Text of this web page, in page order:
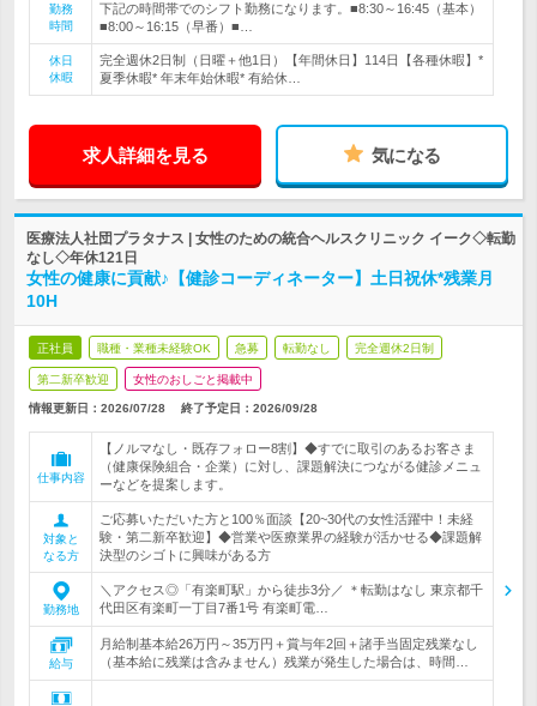
勤務
時間
下記の時間帯でのシフト勤務になります。■8:30～16:45（基本）
■8:00～16:15（早番）■…
休日
休暇
完全週休2日制（日曜＋他1日）【年間休日】114日【各種休暇】*
夏季休暇* 年末年始休暇* 有給休…
求人詳細を見る 気になる
医療法人社団プラタナス | 女性のための統合ヘルスクリニック イーク◇転勤
なし◇年休121日
女性の健康に貢献♪【健診コーディネーター】土日祝休*残業月
10H
正社員 職種・業種未経験OK 急募 転勤なし 完全週休2日制
第二新卒歓迎 女性のおしごと掲載中
情報更新日：2026/07/28 終了予定日： 2026/09/28
仕事内容
【ノルマなし・既存フォロー8割】◆すでに取引のあるお客さま
（健康保険組合・企業）に対し、課題解決につながる健診メニュ
ーなどを提案します。
対象と
なる方
ご応募いただいた方と100％面談【20~30代の女性活躍中！未経
験・第二新卒歓迎】◆営業や医療業界の経験が活かせる◆課題解
決型のシゴトに興味がある方
勤務地
＼アクセス◎「有楽町駅」から徒歩3分／ ＊転勤はなし 東京都千
代田区有楽町一丁目7番1号 有楽町電…
給与
月給制基本給26万円～35万円＋賞与年2回＋諸手当固定残業なし
（基本給に残業は含みません）残業が発生した場合は、時間…